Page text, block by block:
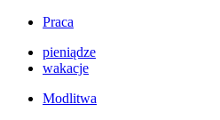
Praca
pieniądze
wakacje
Modlitwa